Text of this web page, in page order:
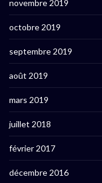
novembre 2019
octobre 2019
septembre 2019
août 2019
mars 2019
juillet 2018
février 2017
décembre 2016